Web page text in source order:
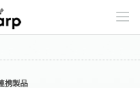
C
n
e
携製品